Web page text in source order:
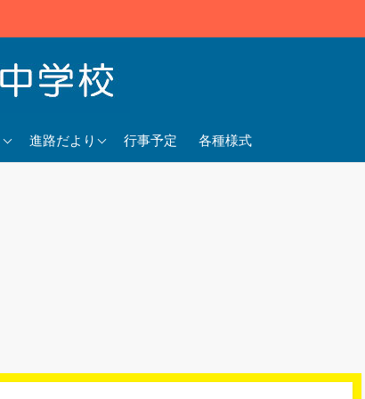
進路だより
2025年度
行事予定 各種様式